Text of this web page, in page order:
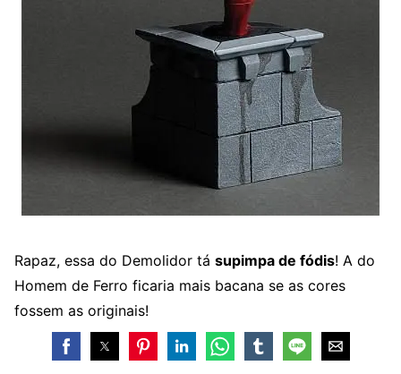
Rapaz, essa do Demolidor tá supimpa de fódis! A do
Homem de Ferro ficaria mais bacana se as cores
fossem as originais!